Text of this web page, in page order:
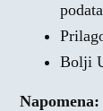
Bolji
Napomena: